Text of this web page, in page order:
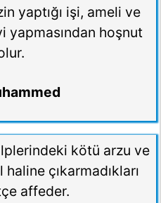
yaptığı işi, ameli ve
yapmasından hoşnut
kötü arzu ve
çıkarmadıkları
affeder.